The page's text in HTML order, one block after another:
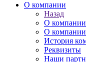
О компании
Назад
О компании
О компании
История
Реквизиты
Наши